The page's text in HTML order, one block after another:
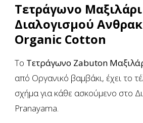
Τετράγωνο Μαξιλάρι
Διαλογισμού
Organic Cotton
Tο Τετράγωνo Zabuton
από Οργανικό βαμβάκι, έχει το
σχήμα για κάθε ασκούμενο στο
Pranayama.